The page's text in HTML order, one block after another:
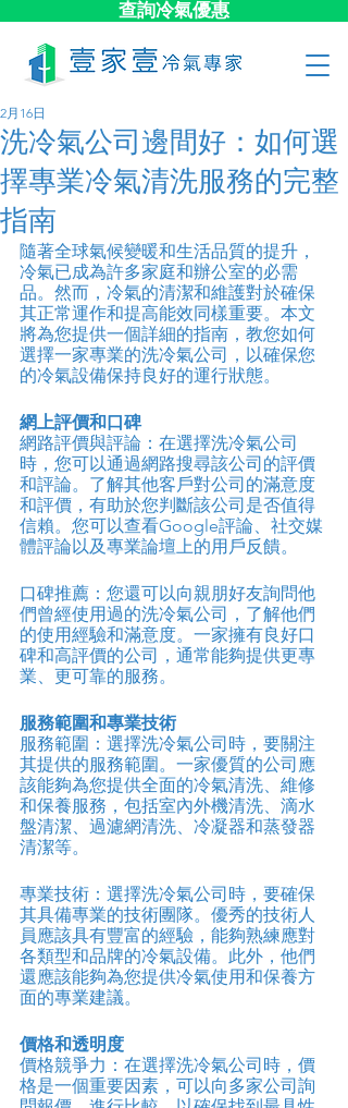
查詢冷氣優惠
洗冷氣公司邊間好：如何選
擇專業冷氣清洗服務的完整
指南
2月16日
隨著全球氣候變暖和生活品質的提升，
冷氣已成為許多家庭和辦公室的必需
品。然而，冷氣的清潔和維護對於確保
其正常運作和提高能效同樣重要。本文
將為您提供一個詳細的指南，教您如何
選擇一家專業的洗冷氣公司，以確保您
的冷氣設備保持良好的運行狀態。
網上評價和口碑
網路評價與評論：在選擇洗冷氣公司
時，您可以通過網路搜尋該公司的評價
和評論。了解其他客戶對公司的滿意度
和評價，有助於您判斷該公司是否值得
信賴。您可以查看Google評論、社交媒
體評論以及專業論壇上的用戶反饋。
口碑推薦：您還可以向親朋好友詢問他
們曾經使用過的洗冷氣公司，了解他們
的使用經驗和滿意度。一家擁有良好口
碑和高評價的公司，通常能夠提供更專
業、更可靠的服務。
服務範圍和專業技術
服務範圍：選擇洗冷氣公司時，要關注
其提供的服務範圍。一家優質的公司應
該能夠為您提供全面的冷氣清洗、維修
和保養服務，包括室內外機清洗、滴水
盤清潔、過濾網清洗、冷凝器和蒸發器
清潔等。
專業技術：選擇洗冷氣公司時，要確保
其具備專業的技術團隊。優秀的技術人
員應該具有豐富的經驗，能夠熟練應對
各類型和品牌的冷氣設備。此外，他們
還應該能夠為您提供冷氣使用和保養方
面的專業建議。
價格和透明度
價格競爭力：在選擇洗冷氣公司時，價
格是一個重要因素，可以向多家公司詢